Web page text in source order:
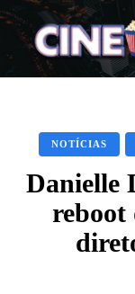
NOTÍCIAS
Danielle
reboot